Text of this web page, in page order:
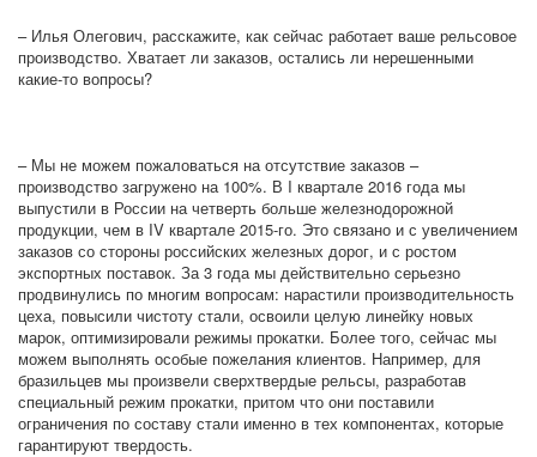
– Илья Олегович, расскажите, как сейчас работает ваше рельсовое
производство. Хватает ли заказов, остались ли нерешенными
какие-то вопросы?
– Мы не можем пожаловаться на отсутствие заказов –
производство загружено на 100%. В I квартале 2016 года мы
выпустили в России на четверть больше железнодорожной
продукции, чем в IV квартале 2015-го. Это связано и с увеличением
заказов со стороны российских железных дорог, и с ростом
экспортных поставок. За 3 года мы действительно серьезно
продвинулись по многим вопросам: нарастили производительность
цеха, повысили чистоту стали, освоили целую линейку новых
марок, оптимизировали режимы прокатки. Более того, сейчас мы
можем выполнять особые пожелания клиентов. Например, для
бразильцев мы произвели сверхтвердые рельсы, разработав
специальный режим прокатки, притом что они поставили
ограничения по составу стали именно в тех компонентах, которые
гарантируют твердость.